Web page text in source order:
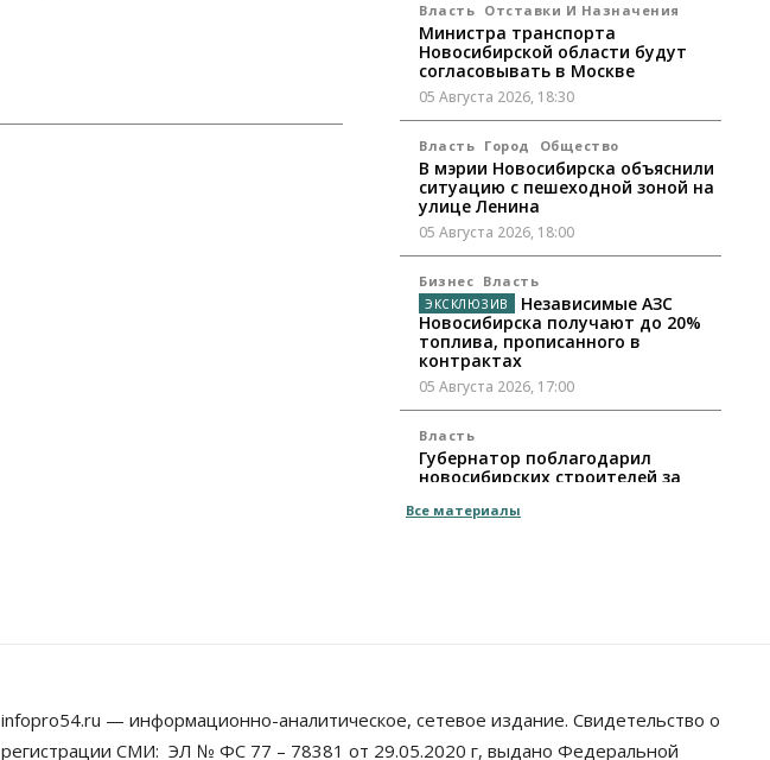
Власть Отставки И Назначения
Министра транспорта
Новосибирской области будут
согласовывать в Москве
05 Августа 2026, 18:30
Власть Город Общество
В мэрии Новосибирска объяснили
ситуацию с пешеходной зоной на
улице Ленина
05 Августа 2026, 18:00
Бизнес Власть
Независимые АЗС
Новосибирска получают до 20%
топлива, прописанного в
контрактах
05 Августа 2026, 17:00
Власть
Губернатор поблагодарил
новосибирских строителей за
05 Августа 2026, 16:40
Летний марафон скидок в ГК
«Расцветай — до 16 августа
Все материалы
infopro54.ru — информационно-аналитическое, сетевое издание. Свидетельство о
регистрации СМИ: ЭЛ № ФС 77 – 78381 от 29.05.2020 г, выдано Федеральной